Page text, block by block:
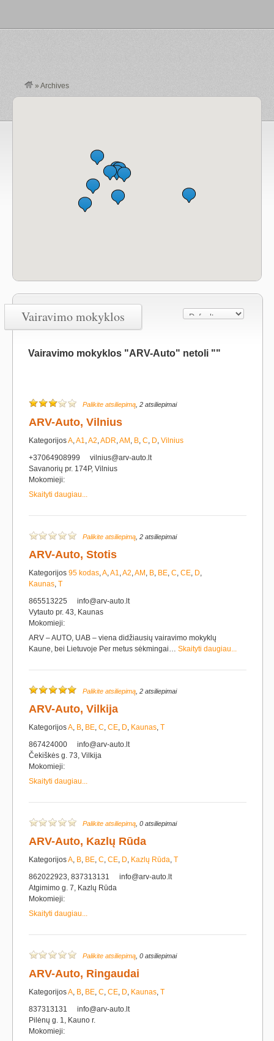
»Archives
Vairavimo mokyklos
Vairavimo mokyklos "ARV-Auto" netoli ""
Palikite atsiliepimą , 2 atsiliepimai
ARV-Auto, Vilnius
KategorijosA,A1,A2,ADR,AM , B, C, D, Vilnius
+37064908999
vilnius@arv-auto.lt
Savanorių pr. 174P, Vilnius
Mokomieji:
Skaityti daugiau...
Palikite atsiliepimą , 2 atsiliepimai
ARV-Auto, Stotis
Kategorijos 95 kodas,A,A1,A2,AM , B, BE, C, CE, D,
Kaunas, T
865513225
info@arv-auto.lt
Vytauto pr. 43, Kaunas
Mokomieji:
ARV – AUTO, UAB – viena didžiausių vairavimo mokyklų
Kaune, bei Lietuvoje Per metus sėkmingai… Skaityti daugiau...
Palikite atsiliepimą , 2 atsiliepimai
ARV-Auto, Vilkija
KategorijosA, B, BE, C, CE, D, Kaunas, T
867424000
info@arv-auto.lt
Čekiškės g. 73, Vilkija
Mokomieji:
Skaityti daugiau...
Palikite atsiliepimą , 0 atsiliepimai
ARV-Auto, Kazlų Rūda
KategorijosA, B, BE, C, CE, D, Kazlų Rūda, T
862022923, 837313131
info@arv-auto.lt
Atgimimo g. 7, Kazlų Rūda
Mokomieji:
Skaityti daugiau...
Palikite atsiliepimą , 0 atsiliepimai
ARV-Auto, Ringaudai
KategorijosA, B, BE, C, CE, D, Kaunas, T
837313131
info@arv-auto.lt
Pilėnų g. 1, Kauno r.
Mokomieji: